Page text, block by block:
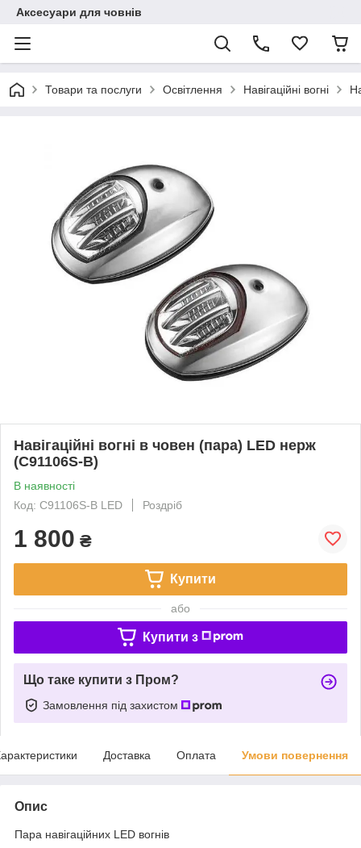
Аксесуари для човнів
Товари та послуги Освітлення Навігаційні вогні
Навігаційні вогні в човен (пара) LED нерж
(C91106S-B)
В наявності
Код: C91106S-B LED
Роздріб
1 800 ₴
Купити
або
Купити з
Що таке купити з Пром?
Замовлення під захистом
Доставка Оплата Умови повернення
Опис
Пара навігаційних LED вогнів